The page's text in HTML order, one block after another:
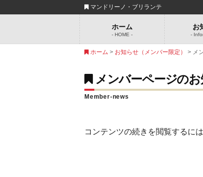
マンドリーノ・ブリランテ
ホーム
- HOME -
お
-
ホーム > お知らせ（メンバー限定） > メ
メンバーページの
Member-news
コンテンツの続きを閲覧するには